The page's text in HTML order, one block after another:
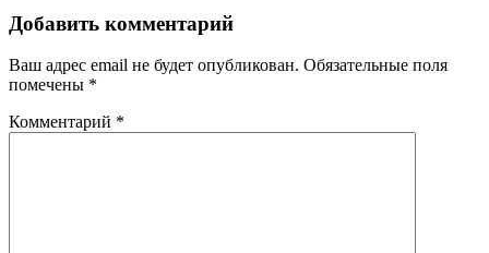
Добавить комментарий
Ваш адрес email не будет опубликован. Обязательные поля
помечены *
Комментарий *